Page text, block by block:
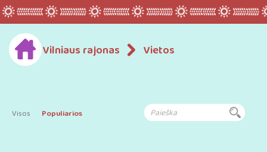
Vilniaus rajonas Vietos
Visos Populiarios